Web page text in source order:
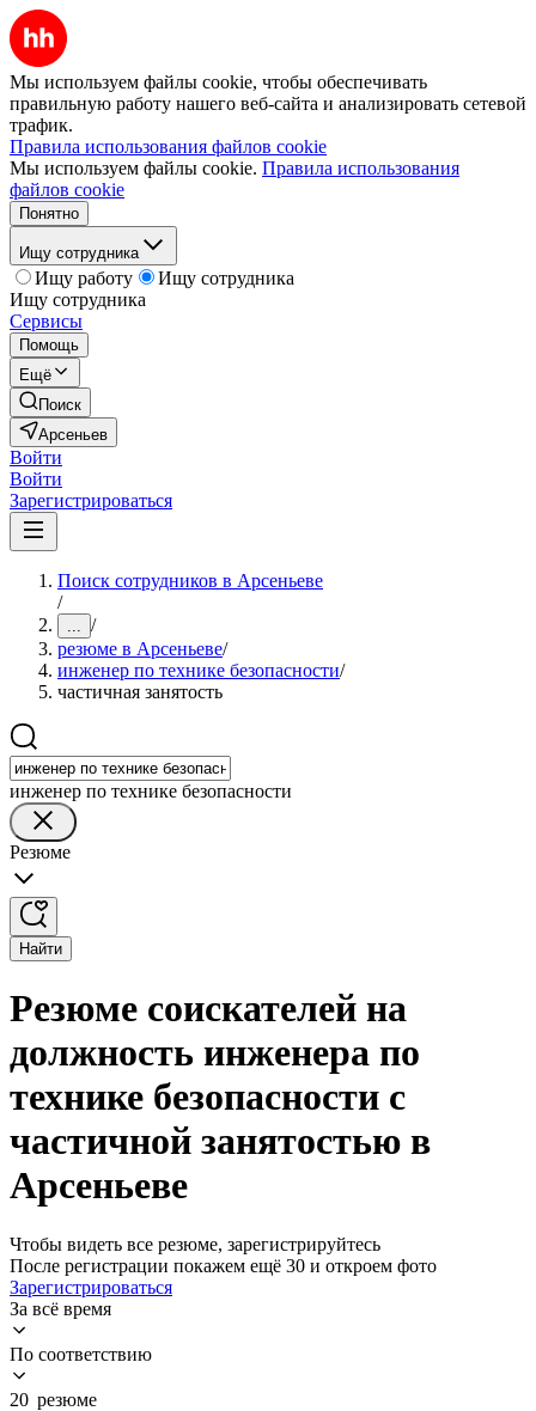
Мы используем файлы cookie, чтобы обеспечивать
правильную работу нашего веб-сайта и анализировать сетевой
трафик.
Правила использования файлов cookie
Мы используем файлы cookie. Правила использования
файлов cookie
Понятно
Ищу сотрудника
Ищу работу
Ищу сотрудника
Ищу сотрудника
Сервисы
Помощь
Ещё
Поиск
Арсеньев
Войти
Войти
Зарегистрироваться
Поиск сотрудников в Арсеньеве
/
... /
резюме в Арсеньеве/
инженер по технике безопасности/
частичная занятость
инженер по технике безопасности
Резюме
Найти
Резюме соискателей на
должность инженера по
технике безопасности с
частичной занятостью в
Арсеньеве
Чтобы видеть все резюме, зарегистрируйтесь
После регистрации покажем ещё 30 и откроем фото
Зарегистрироваться
За всё время
По соответствию
20 резюме